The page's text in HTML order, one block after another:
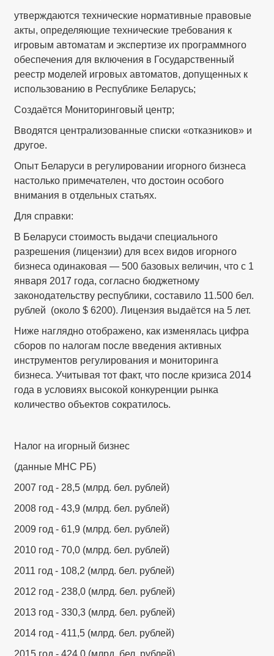
утверждаются технические нормативные правовые
акты, определяющие технические требования к
игровым автоматам и экспертизе их программного
обеспечения для включения в Государственный
реестр моделей игровых автоматов, допущенных к
использованию в Республике Беларусь;
Создаётся Мониторинговый центр;
Вводятся централизованные списки «отказников» и
другое.
Опыт Беларуси в регулировании игорного бизнеса
настолько примечателен, что достоин особого
внимания в отдельных статьях.
Для справки:
В Беларуси стоимость выдачи специального
разрешения (лицензии) для всех видов игорного
бизнеса одинаковая — 500 базовых величин, что с 1
января 2017 года, согласно бюджетному
законодательству республики, составило 11.500 бел.
рублей (около $ 6200). Лицензия выдаётся на 5 лет.
Ниже наглядно отображено, как изменялась цифра
сборов по налогам после введения активных
инструментов регулирования и мониторинга
бизнеса. Учитывая тот факт, что после кризиса 2014
года в условиях высокой конкуренции рынка
количество объектов сократилось.
Налог на игорный бизнес
(данные МНС РБ)
2007 год - 28,5 (млрд. бел. рублей)
2008 год - 43,9 (млрд. бел. рублей)
2009 год - 61,9 (млрд. бел. рублей)
2010 год - 70,0 (млрд. бел. рублей)
2011 год - 108,2 (млрд. бел. рублей)
2012 год - 238,0 (млрд. бел. рублей)
2013 год - 330,3 (млрд. бел. рублей)
2014 год - 411,5 (млрд. бел. рублей)